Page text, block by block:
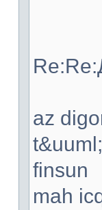
az
finsun
mah